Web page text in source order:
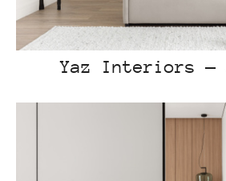
Yaz Interiors —